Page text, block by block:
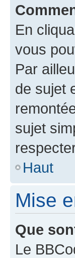
En
vous
Par
de sujet
sujet
Haut
Mise
Que
Le